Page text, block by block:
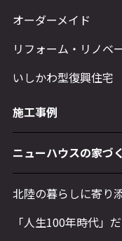
オーダーメイド
リフォーム・リノベ
いしかわ型復興住宅
施工事例
ニューハウスの家づ
北陸の暮らしに寄り
「人生100年時代」